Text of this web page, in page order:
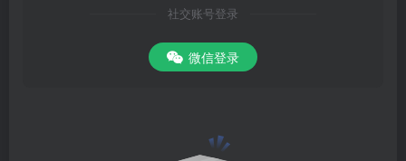
社交账号登录
微信登录